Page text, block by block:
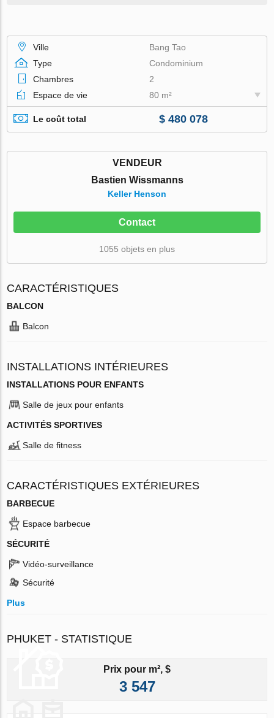
Ville
Bang Tao
Type
Condominium
Chambres
2
Espace de vie
80 m²
Le coût total $ 480 078
VENDEUR
Bastien Wissmanns
Keller Henson
Contact
1055 objets en plus
CARACTÉRISTIQUES
BALCON
Balcon
INSTALLATIONS INTÉRIEURES
INSTALLATIONS POUR ENFANTS
Salle de jeux pour enfants
ACTIVITÉS SPORTIVES
Salle de fitness
CARACTÉRISTIQUES EXTÉRIEURES
BARBECUE
Espace barbecue
SÉCURITÉ
Vidéo-surveillance
Sécurité
Plus
PHUKET - STATISTIQUE
Prix pour m², $
3 547